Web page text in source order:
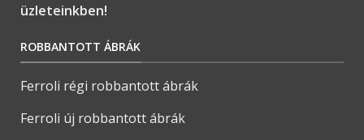
üzleteinkben!
ROBBANTOTT ÁBRÁK
Ferroli régi robbantott ábrák
Ferroli új robbantott ábrák